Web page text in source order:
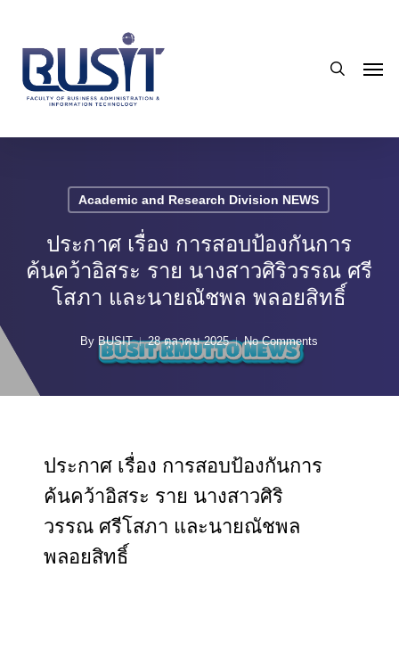
main
content
Academic and Research Division NEWS
ประกาศ เรื่อง การสอบป้องกันการ
ค้นคว้าอิสระ ราย นางสาวศิริวรรณ ศรี
โสภา และนายณัชพล พลอยสิทธิ์
By BUSIT 28 ตุลาคม 2025 No Comments
ประกาศ เรื่อง การสอบป้องกันการ
ค้นคว้าอิสระ ราย นางสาวศิริ
วรรณ ศรีโสภา และนายณัชพล
พลอยสิทธิ์